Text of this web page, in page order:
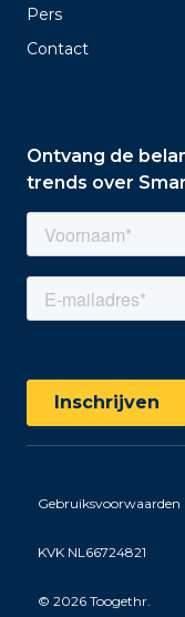
Pers
Contact
Ontvang de
trends over
Gebruiksvoorwaarden
KVK NL66724821
© 2026 Toogethr.